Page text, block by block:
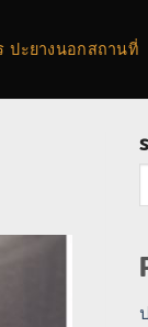
ปะยางนอกสถานที่